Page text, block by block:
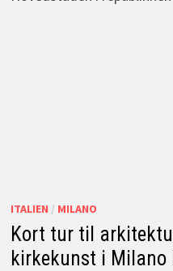
ITALIEN / MILANO
Kort tur til
kirkekunst i Milano